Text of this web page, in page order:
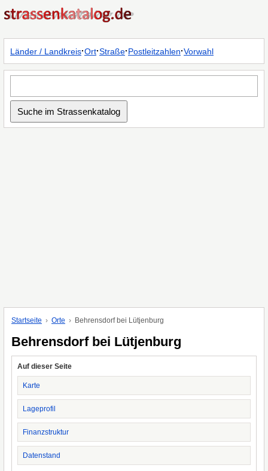
Länder / Landkreis·Ort·Straße·Postleitzahlen·Vorwahl
Startseite Orte Behrensdorf bei Lütjenburg
Behrensdorf bei Lütjenburg
Auf dieser Seite
Karte
Lageprofil
Finanzstruktur
Datenstand